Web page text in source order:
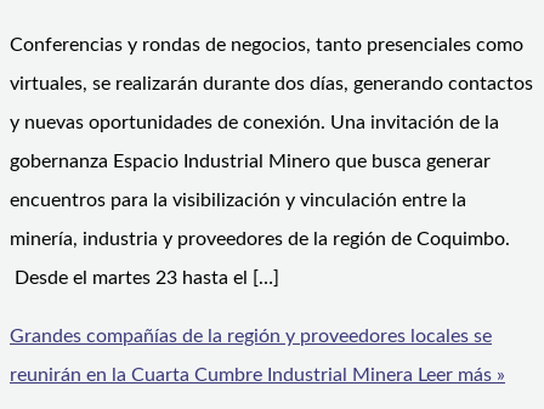
Conferencias y rondas de negocios, tanto presenciales como
virtuales, se realizarán durante dos días, generando contactos
y nuevas oportunidades de conexión. Una invitación de la
gobernanza Espacio Industrial Minero que busca generar
encuentros para la visibilización y vinculación entre la
minería, industria y proveedores de la región de Coquimbo.
Desde el martes 23 hasta el […]
Grandes compañías de la región y proveedores locales se
reunirán en la Cuarta Cumbre Industrial Minera Leer más »